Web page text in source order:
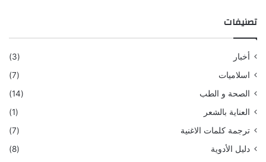
تصنيفات
أخبار
(3)
اسلاميات
(7)
الصحة و الطب
(14)
العناية بالشعر
(1)
ترجمة كلمات الاغنية
(7)
دليل الأدوية
(8)